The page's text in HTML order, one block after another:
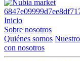
Inicio
Sobre nosotros
Quiénes somos
con nosotros